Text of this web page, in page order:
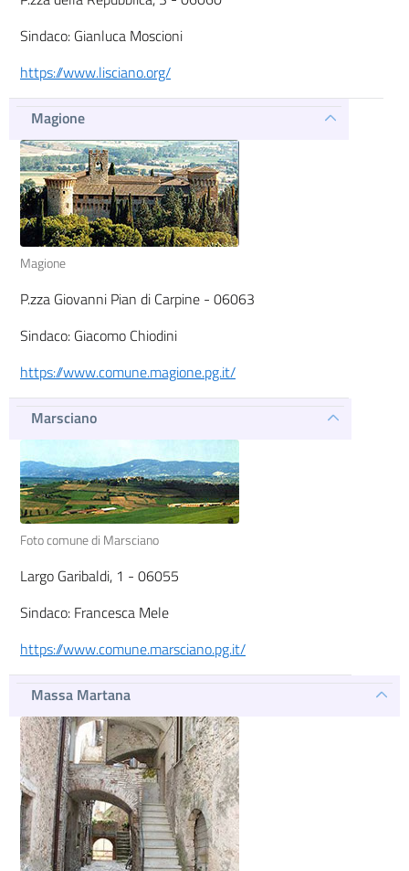
Sindaco: Gianluca Moscioni
https://www.lisciano.org/
Magione
Magione
P.zza Giovanni Pian di Carpine - 06063
Sindaco: Giacomo Chiodini
https://www.comune.magione.pg.it/
Marsciano
Foto comune di Marsciano
Largo Garibaldi, 1 - 06055
Sindaco: Francesca Mele
https://www.comune.marsciano.pg.it/
Massa Martana